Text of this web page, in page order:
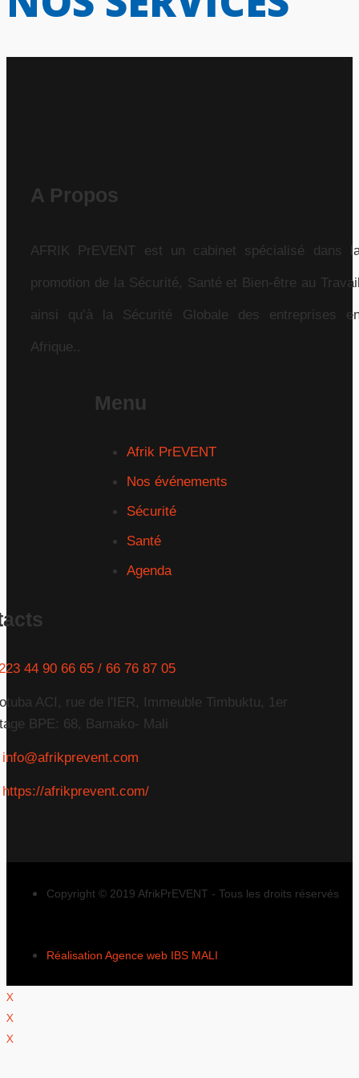
A Propos
AFRIK PrEVENT est un cabinet spécialisé dans
promotion de la Sécurité, Santé et Bien-être au
ainsi qu’à la Sécurité Globale des entreprises
Afrique..
Menu
Afrik PrEVENT
Nos événements
Sécurité
Santé
Agenda
44 90 66 65 / 66 76 87 05
ACI, rue de l'IER, Immeuble Timbuktu, 1er
BPE: 68, Bamako- Mali
info@afrikprevent.com
https://afrikprevent.com/
Copyright © 2019 AfrikPrEVENT - Tous les droits réservés
Réalisation Agence web IBS MALI
X
X
X